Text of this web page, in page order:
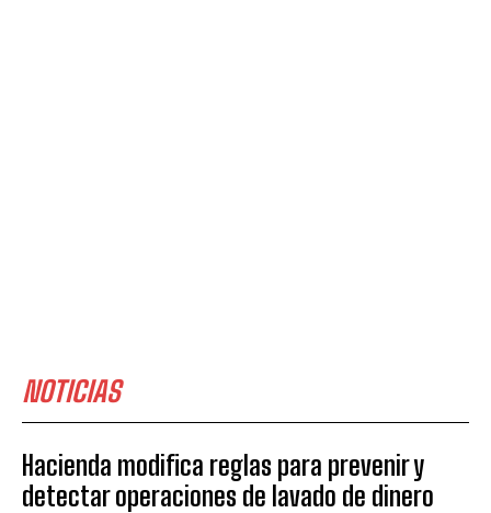
NOTICIAS
Hacienda modifica reglas para prevenir y
detectar operaciones de lavado de dinero